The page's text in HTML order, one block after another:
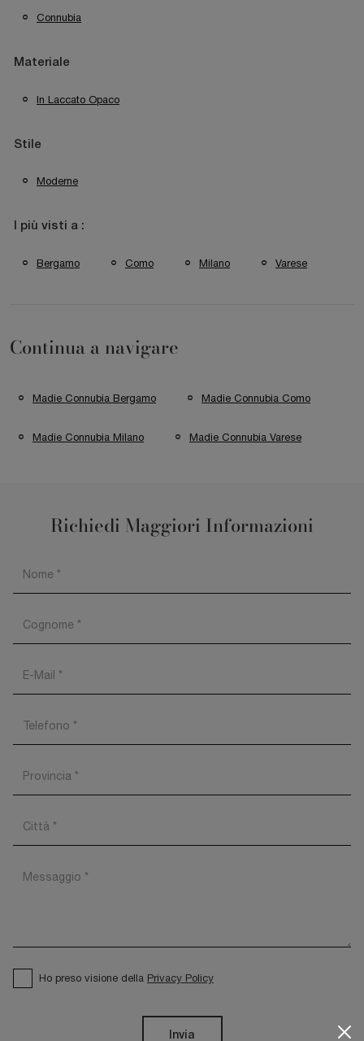
Connubia
Materiale
In Laccato Opaco
Stile
Moderne
I più visti a :
Bergamo Como Milano Varese
Continua a navigare
Madie Connubia Bergamo Madie Connubia Como
Madie Connubia Milano Madie Connubia Varese
Richiedi Maggiori Informazioni
Ho preso visione della Privacy Policy
Invia